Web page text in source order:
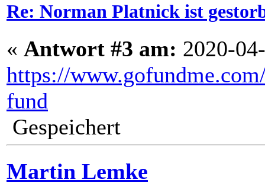
Re: Norman Platnick ist
« Antwort #3 am: 2020-
https://
fund
Gespeichert
Martin Lemke